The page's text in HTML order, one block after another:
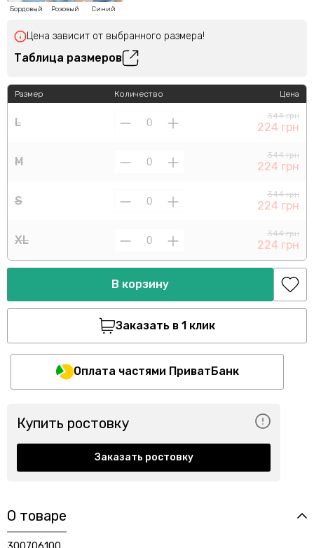
Бордовый Розовый Синий
Цена зависит от выбранного размера!
Таблица размеров
Размер
L
M
S
XL
Количество Цена
344 грн
224 грн
344 грн
224 грн
344 грн
224 грн
344 грн
224 грн
В корзину
Заказать в 1 клик
Оплата частями ПриватБанк
Купить ростовку
Заказать ростовку
О товаре